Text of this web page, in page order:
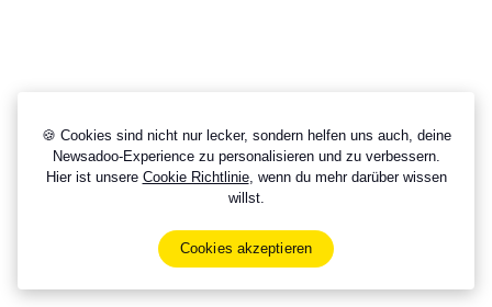
🍪 Cookies sind nicht nur lecker, sondern helfen uns auch, deine
Newsadoo-Experience zu personalisieren und zu verbessern.
Hier ist unsere Cookie Richtlinie, wenn du mehr darüber wissen
willst.
Cookies akzeptieren